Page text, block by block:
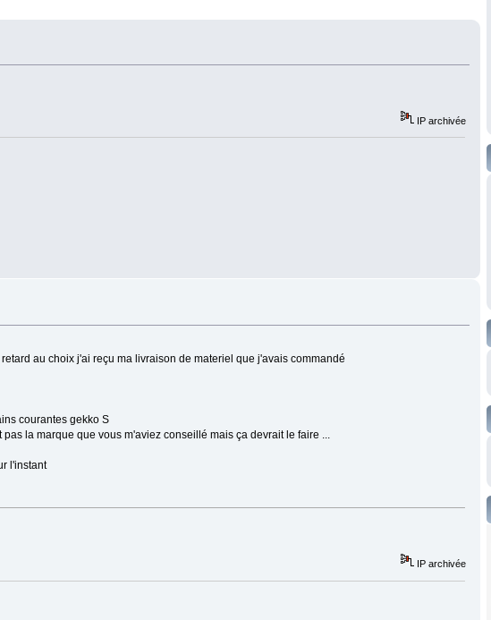
IP archivée
au choix j'ai reçu ma livraison de materiel que j'avais commandé
courantes gekko S
la marque que vous m'aviez conseillé mais ça devrait le faire ...
l'instant
IP archivée